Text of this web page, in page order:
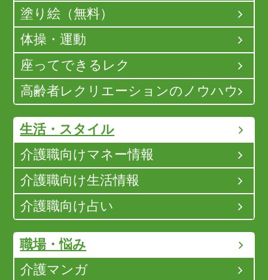
塗り絵（無料）
体操・運動
座ってできるレク
高齢者レクリエーションのノウハウ
生活・スタイル
介護職向けマネー情報
介護職向け生活情報
介護職向け占い
職場・悩み
介護マンガ